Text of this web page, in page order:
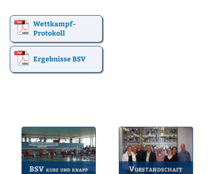
Wettkampf-
Protokoll
Ergebnisse BSV
BSV kurz und knapp Vorstandschaft